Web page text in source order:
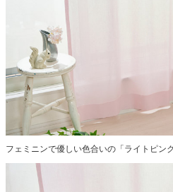
フェミニンで優しい色合いの「ライトピン